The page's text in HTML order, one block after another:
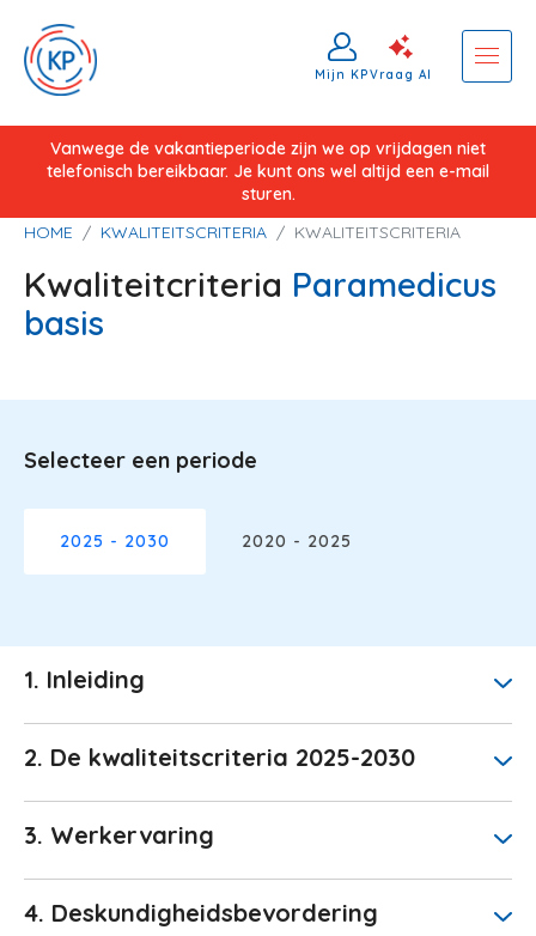
Overslaan
inhoud
gaan
Vanwege de vakantieperiode zijn we op vrijdagen niet
telefonisch bereikbaar. Je kunt ons wel altijd een e-mail
sturen.
Mijn KPVraag AI
Kruimelpad
HOME KWALITEITSCRITERIA KWALITEITSCRITERIA
Kwaliteitcriteria Paramedicus
basis
Selecteer een periode
2025 - 2030 2020 - 2025
1. Inleiding
2. De kwaliteitscriteria 2025-2030
3. Werkervaring
4. Deskundigheidsbevordering